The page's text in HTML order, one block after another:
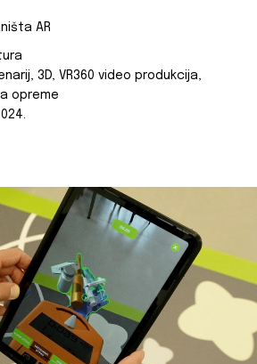
AR
3D, VR360 video produkcija,
opreme